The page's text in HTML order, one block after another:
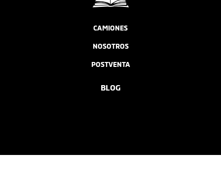
CAMIONES
NOSOTROS
POSTVENTA
BLOG